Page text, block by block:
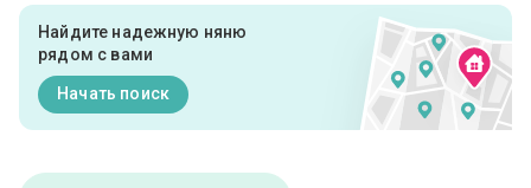
Найдите надежную няню
рядом с вами
Начать поиск